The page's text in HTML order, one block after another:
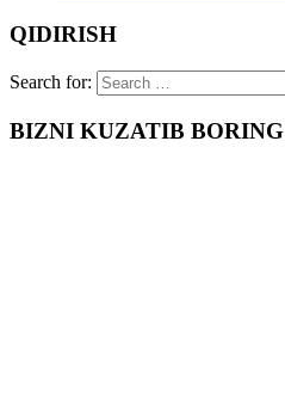
QIDIRISH
Search for:
BIZNI KUZATIB BORING